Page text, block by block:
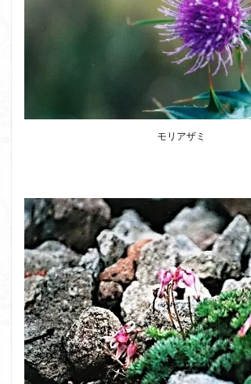
モリアザミ